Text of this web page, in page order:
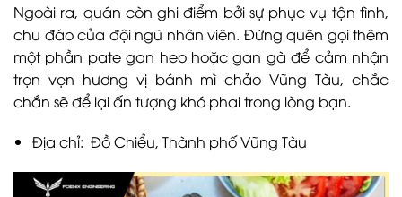
Ngoài ra, quán còn ghi điểm bởi sự phục vụ tận tình,
chu đáo của đội ngũ nhân viên. Đừng quên gọi thêm
một phần pate gan heo hoặc gan gà để cảm nhận
trọn vẹn hương vị bánh mì chảo Vũng Tàu, chắc
chắn sẽ để lại ấn tượng khó phai trong lòng bạn.
Địa chỉ: Đồ Chiểu, Thành phố Vũng Tàu